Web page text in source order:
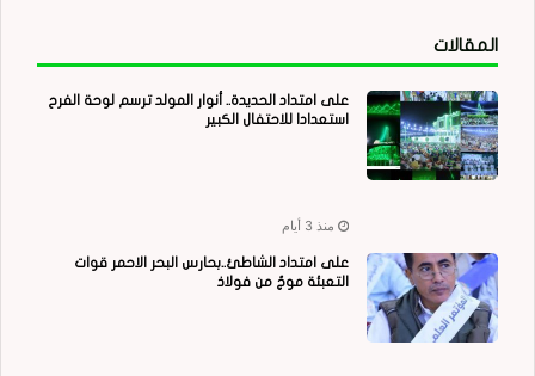
المقالات
على امتداد الحديدة.. أنوار المولد ترسم لوحة الفرح
استعدادا للاحتفال الكبير
منذ 3 أيام
على امتداد الشاطئ..بحارس البحر الاحمر قوات
التعبئة موجٌ من فولاذ